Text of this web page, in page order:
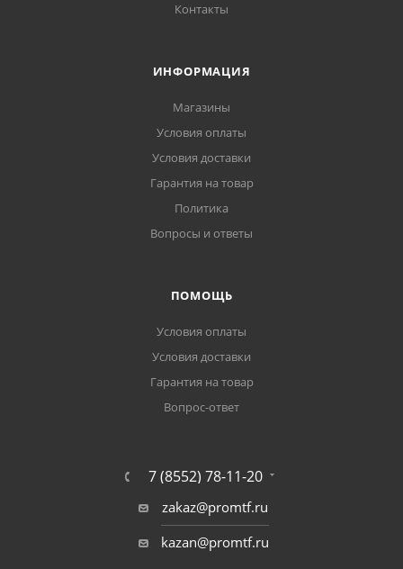
Контакты
ИНФОРМАЦИЯ
Магазины
Условия оплаты
Условия доставки
Гарантия на товар
Политика
Вопросы и ответы
ПОМОЩЬ
Условия оплаты
Условия доставки
Гарантия на товар
Вопрос-ответ
7 (8552) 78-11-20
zakaz@promtf.ru
kazan@promtf.ru